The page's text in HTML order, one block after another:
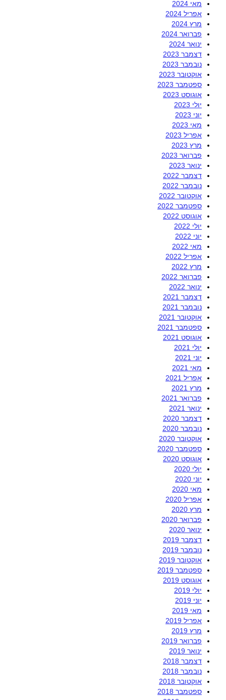
מאי 2024
אפריל 2024
מרץ 2024
פברואר 2024
ינואר 2024
דצמבר 2023
נובמבר 2023
אוקטובר 2023
ספטמבר 2023
אוגוסט 2023
יולי 2023
יוני 2023
מאי 2023
אפריל 2023
מרץ 2023
פברואר 2023
ינואר 2023
דצמבר 2022
נובמבר 2022
אוקטובר 2022
ספטמבר 2022
אוגוסט 2022
יולי 2022
יוני 2022
מאי 2022
אפריל 2022
מרץ 2022
פברואר 2022
ינואר 2022
דצמבר 2021
נובמבר 2021
אוקטובר 2021
ספטמבר 2021
אוגוסט 2021
יולי 2021
יוני 2021
מאי 2021
אפריל 2021
מרץ 2021
פברואר 2021
ינואר 2021
דצמבר 2020
נובמבר 2020
אוקטובר 2020
ספטמבר 2020
אוגוסט 2020
יולי 2020
יוני 2020
מאי 2020
אפריל 2020
מרץ 2020
פברואר 2020
ינואר 2020
דצמבר 2019
נובמבר 2019
אוקטובר 2019
ספטמבר 2019
אוגוסט 2019
יולי 2019
יוני 2019
מאי 2019
אפריל 2019
מרץ 2019
פברואר 2019
ינואר 2019
דצמבר 2018
נובמבר 2018
אוקטובר 2018
ספטמבר 2018